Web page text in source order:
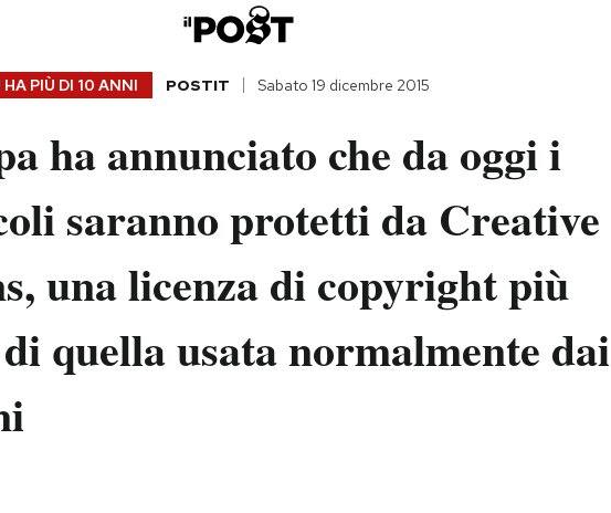
PIÙ DI 10 ANNI POSTIT Sabato 19 dicembre 2015
ha annunciato che da oggi i
saranno protetti da Creative
una licenza di copyright più
quella usata normalmente dai